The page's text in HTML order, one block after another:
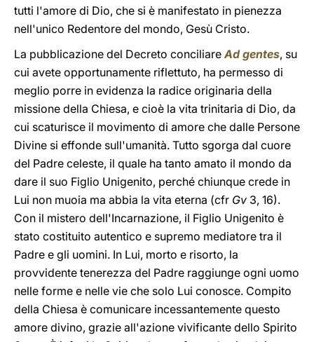
tutti l'amore di Dio, che si è manifestato in pienezza
nell'unico Redentore del mondo, Gesù Cristo.
La pubblicazione del Decreto conciliareAd gentes, su
cui avete opportunamente riflettuto, ha permesso di
meglio porre in evidenza la radice originaria della
missione della Chiesa, e cioè la vita trinitaria di Dio, da
cui scaturisce il movimento di amore che dalle Persone
Divine si effonde sull'umanità. Tutto sgorga dal cuore
del Padre celeste, il quale ha tanto amato il mondo da
dare il suo Figlio Unigenito, perché chiunque crede in
Lui non muoia ma abbia la vita eterna (cfr Gv 3, 16).
Con il mistero dell'Incarnazione, il Figlio Unigenito è
stato costituito autentico e supremo mediatore tra il
Padre e gli uomini. In Lui, morto e risorto, la
provvidente tenerezza del Padre raggiunge ogni uomo
nelle forme e nelle vie che solo Lui conosce. Compito
della Chiesa è comunicare incessantemente questo
amore divino, grazie all'azione vivificante dello Spirito